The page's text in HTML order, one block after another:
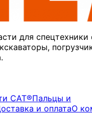
для спецтехники
CAT®Пальцы и
и оплатаО